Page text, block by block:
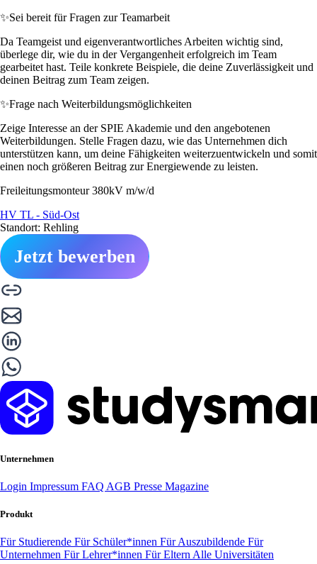
✨Sei bereit für Fragen zur Teamarbeit
Da Teamgeist und eigenverantwortliches Arbeiten wichtig sind,
überlege dir, wie du in der Vergangenheit erfolgreich im Team
gearbeitet hast. Teile konkrete Beispiele, die deine Zuverlässigkeit und
deinen Beitrag zum Team zeigen.
✨Frage nach Weiterbildungsmöglichkeiten
Zeige Interesse an der SPIE Akademie und den angebotenen
Weiterbildungen. Stelle Fragen dazu, wie das Unternehmen dich
unterstützen kann, um deine Fähigkeiten weiterzuentwickeln und somit
einen noch größeren Beitrag zur Energiewende zu leisten.
Freileitungsmonteur 380kV m/w/d
HV TL - Süd-Ost
Standort: Rehling
Jetzt bewerben
Unternehmen
Login Impressum FAQ AGB Presse Magazine
Produkt
Für Studierende Für Schüler*innen Für Auszubildende Für
Unternehmen Für Lehrer*innen Für Eltern Alle Universitäten